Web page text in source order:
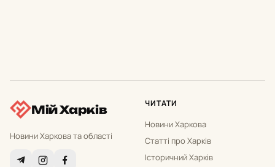
Мій Харків
Новини Харкова та області
ЧИТАТИ
Новини Харкова
Статті про Харків
Історичний Харків